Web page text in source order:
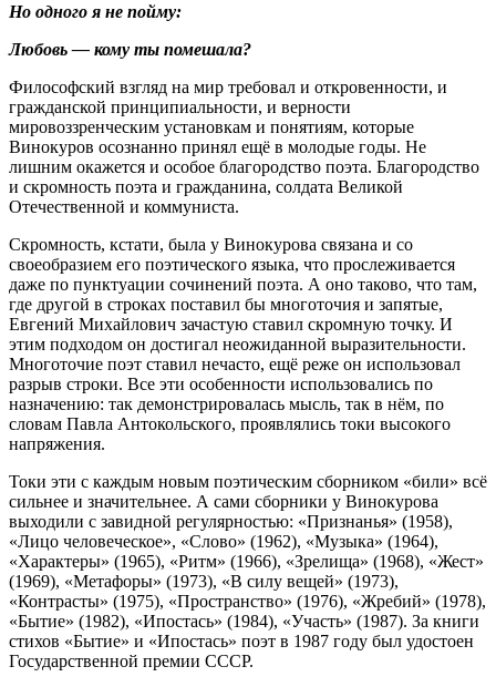
Но одного я не пойму:
Любовь — кому ты помешала?
Философский взгляд на мир требовал и откровенности, и
гражданской принципиальности, и верности
мировоззренческим установкам и понятиям, которые
Винокуров осознанно принял ещё в молодые годы. Не
лишним окажется и особое благородство поэта. Благородство
и скромность поэта и гражданина, солдата Великой
Отечественной и коммуниста.
Скромность, кстати, была у Винокурова связана и со
своеобразием его поэтического языка, что прослеживается
даже по пунктуации сочинений поэта. А оно таково, что там,
где другой в строках поставил бы многоточия и запятые,
Евгений Михайлович зачастую ставил скромную точку. И
этим подходом он достигал неожиданной выразительности.
Многоточие поэт ставил нечасто, ещё реже он использовал
разрыв строки. Все эти особенности использовались по
назначению: так демонстрировалась мысль, так в нём, по
словам Павла Антокольского, проявлялись токи высокого
напряжения.
Токи эти с каждым новым поэтическим сборником «били» всё
сильнее и значительнее. А сами сборники у Винокурова
выходили с завидной регулярностью: «Признанья» (1958),
«Лицо человеческое», «Слово» (1962), «Музыка» (1964),
«Характеры» (1965), «Ритм» (1966), «Зрелища» (1968), «Жест»
(1969), «Метафоры» (1973), «В силу вещей» (1973),
«Контрасты» (1975), «Пространство» (1976), «Жребий» (1978),
«Бытие» (1982), «Ипостась» (1984), «Участь» (1987). За книги
стихов «Бытие» и «Ипостась» поэт в 1987 году был удостоен
Государственной премии СССР.